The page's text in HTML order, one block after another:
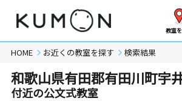
教室
HOME お近くの教室を探す 検索結果
和歌山県有田郡有田川町宇
付近の公文式教室